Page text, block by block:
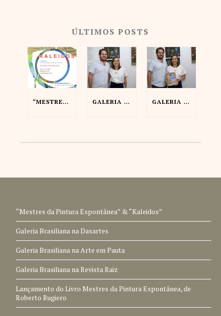
ÚLTIMOS POSTS
“MESTRES DA PINTURA ESPONTÂNEA” & “KALEIDOS” GALERIA BRASILIANA NA DASARTES GALERIA BRASILIANA NA ARTE EM PAUTA
“Mestres da Pintura Espontânea” & “Kaleidos”
Galeria Brasiliana na Dasartes
Galeria Brasiliana na Arte em Pauta
Galeria Brasiliana na Revista Raiz
Lançamento do Livro Mestres da Pintura Espontânea, de
Roberto Rugiero